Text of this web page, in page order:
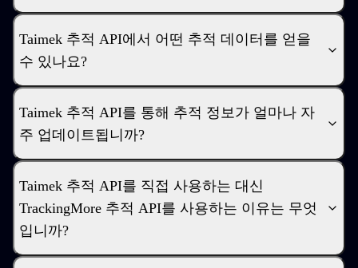
Taimek 추적 API에서 어떤 추적 데이터를 얻을
수 있나요?
Taimek 추적 API를 통해 추적 정보가 얼마나 자
주 업데이트됩니까?
Taimek 추적 API를 직접 사용하는 대신
TrackingMore 추적 API를 사용하는 이유는 무엇
입니까?